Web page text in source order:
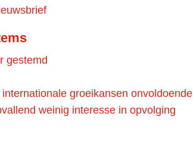
gestemd
groeikansen onvoldoende
weinig interesse in opvolging